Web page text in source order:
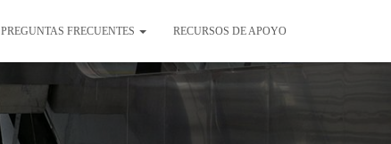
PREGUNTAS FRECUENTES RECURSOS DE APOYO